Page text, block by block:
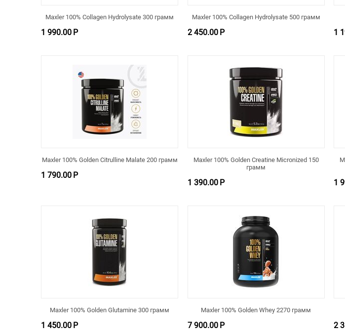
Maxler 100% Collagen Hydrolysate 300 грамм
1 990.00 Р
Maxler 100% Collagen Hydrolysate 500 грамм
2 450.00 Р 1
Maxler 100% Golden Citrulline Malate 200 грамм
1 790.00 Р
Maxler 100% Golden Creatine Micronized 150
грамм
1 390.00 Р 1
Maxler 100% Golden Glutamine 300 грамм
1 450.00 Р
Maxler 100% Golden Whey 2270 грамм
7 900.00 Р 2